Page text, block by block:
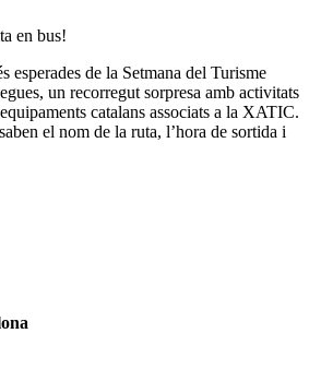
en bus!
esperades de la Setmana del Turisme
un recorregut sorpresa amb activitats
catalans associats a la XATIC.
el nom de la ruta, l’hora de sortida i